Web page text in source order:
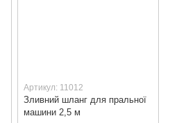
Артикул: 11012
Зливний шланг для пральної
машини 2,5 м